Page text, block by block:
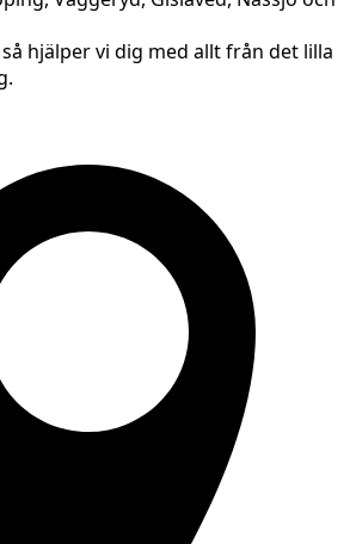
hjälper vi dig med allt från det lilla